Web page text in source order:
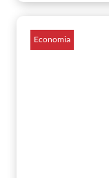
Economia